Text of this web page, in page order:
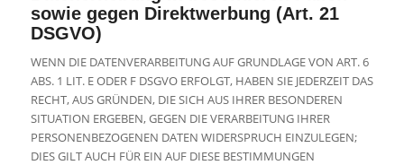
sowie gegen Direktwerbung (Art. 21
DSGVO)
WENN DIE DATENVERARBEITUNG AUF GRUNDLAGE VON ART. 6
ABS. 1 LIT. E ODER F DSGVO ERFOLGT, HABEN SIE JEDERZEIT DAS
RECHT, AUS GRÜNDEN, DIE SICH AUS IHRER BESONDEREN
SITUATION ERGEBEN, GEGEN DIE VERARBEITUNG IHRER
PERSONENBEZOGENEN DATEN WIDERSPRUCH EINZULEGEN;
DIES GILT AUCH FÜR EIN AUF DIESE BESTIMMUNGEN